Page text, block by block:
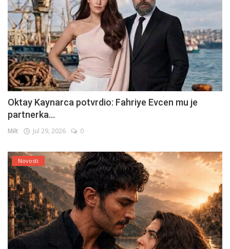
Oktay Kaynarca potvrdio: Fahriye Evcen mu je
partnerka...
Milt Jul 29, 2026 0
Novosti